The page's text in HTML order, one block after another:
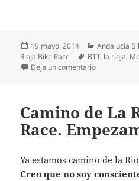
Publicado
el
19 mayo, 2014 Categorías
Andalucia
Rioja Bike Race
Etiquetas
BTT, la rioja,
Deja un comentarioen La Rioja
Camino de La
Race.
Ya estamos camino de la
Creo que no soy